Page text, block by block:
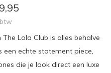
Lola Club is alles behalve
een echte statement piece,
die je look direct een luxe